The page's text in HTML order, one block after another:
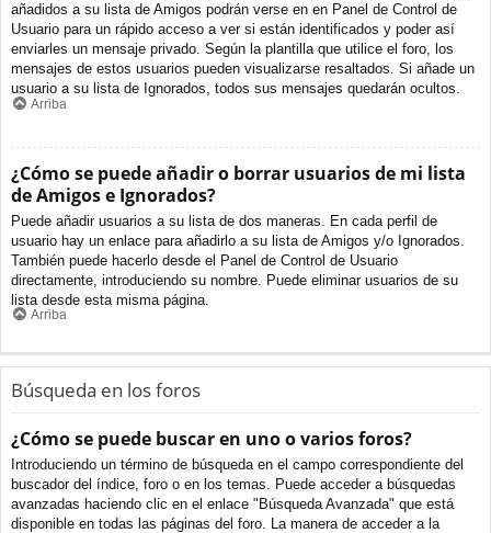
añadidos a su lista de Amigos podrán verse en en Panel de Control de
Usuario para un rápido acceso a ver si están identificados y poder así
enviarles un mensaje privado. Según la plantilla que utilice el foro, los
mensajes de estos usuarios pueden visualizarse resaltados. Si añade un
usuario a su lista de Ignorados, todos sus mensajes quedarán ocultos.
Arriba
¿Cómo se puede añadir o borrar usuarios de mi lista
de Amigos e Ignorados?
Puede añadir usuarios a su lista de dos maneras. En cada perfil de
usuario hay un enlace para añadirlo a su lista de Amigos y/o Ignorados.
También puede hacerlo desde el Panel de Control de Usuario
directamente, introduciendo su nombre. Puede eliminar usuarios de su
lista desde esta misma página.
Arriba
Búsqueda en los foros
¿Cómo se puede buscar en uno o varios foros?
Introduciendo un término de búsqueda en el campo correspondiente del
buscador del índice, foro o en los temas. Puede acceder a búsquedas
avanzadas haciendo clic en el enlace "Búsqueda Avanzada" que está
disponible en todas las páginas del foro. La manera de acceder a la